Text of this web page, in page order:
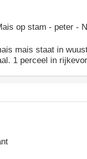
op stam - peter -
mais staat in
1 perceel in